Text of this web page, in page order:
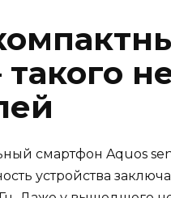
смартфон Aquos
устройства